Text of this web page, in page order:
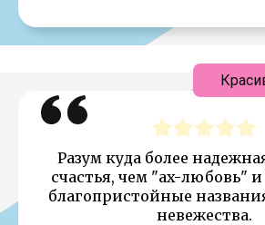
Разум куда более
счастья, чем "ax-любовь"
благопристойные
невежества.